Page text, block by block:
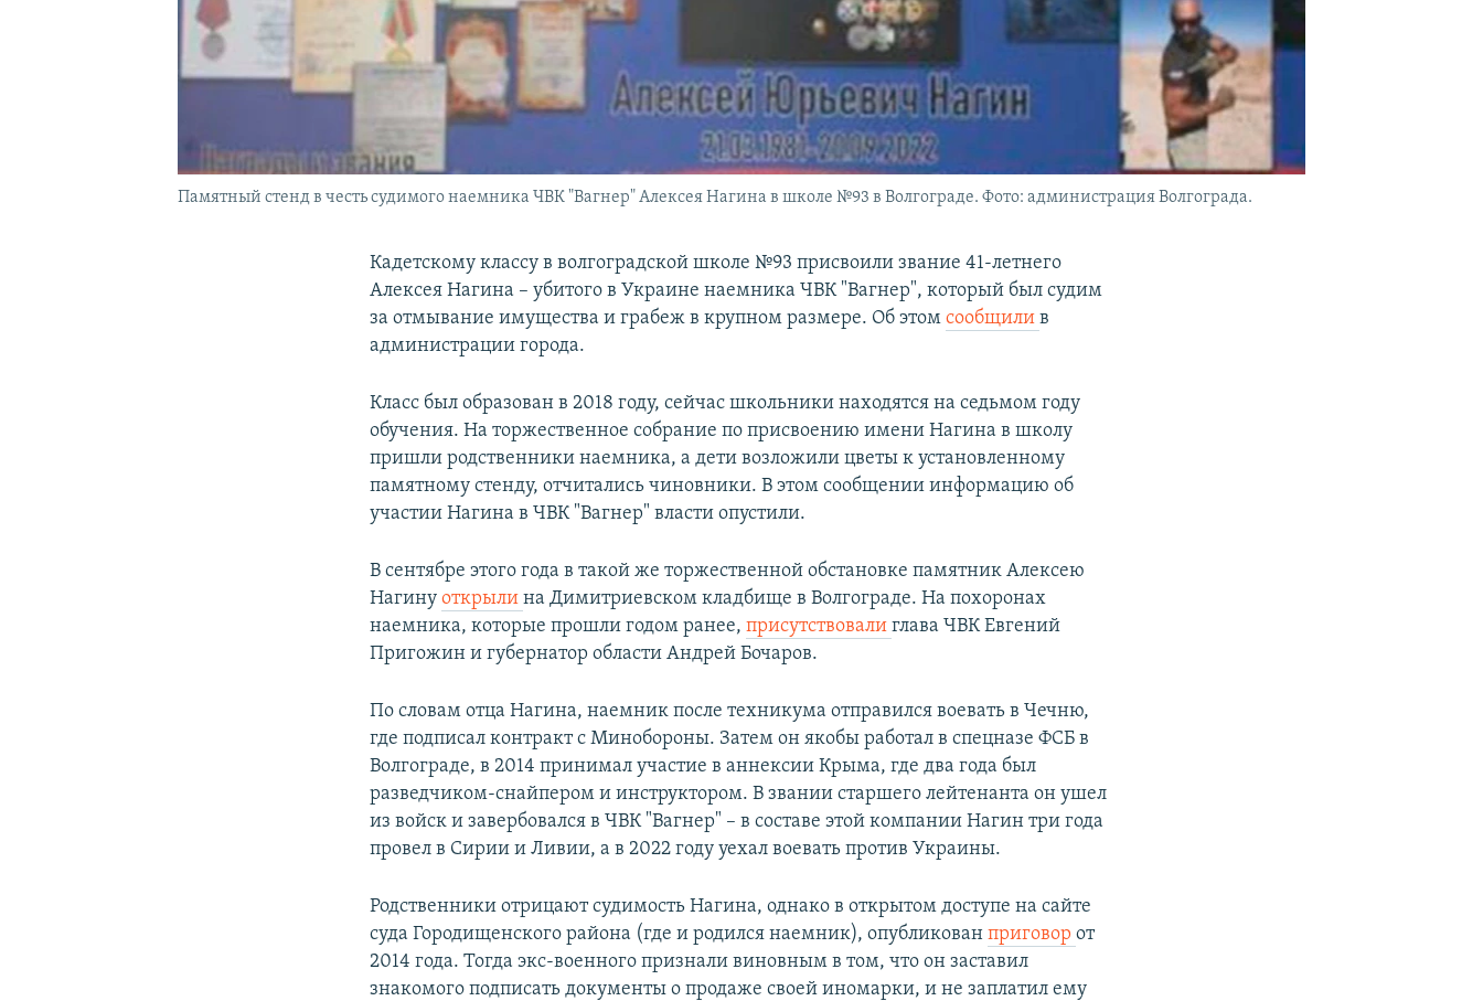
Памятный стенд в честь судимого наемника ЧВК "Вагнер" Алексея Нагина в школе №93 в Волгограде. Фото: администрация Волгограда.
Кадетскому классу в волгоградской школе №93 присвоили звание 41-летнего
Алексея Нагина – убитого в Украине наемника ЧВК "Вагнер", который был судим
за отмывание имущества и грабеж в крупном размере. Об этомсообщилив
администрации города.
Класс был образован в 2018 году, сейчас школьники находятся на седьмом году
обучения. На торжественное собрание по присвоению имени Нагина в школу
пришли родственники наемника, а дети возложили цветы к установленному
памятному стенду, отчитались чиновники. В этом сообщении информацию об
участии Нагина в ЧВК "Вагнер" власти опустили.
В сентябре этого года в такой же торжественной обстановке памятник Алексею
Нагинуоткрылина Димитриевском кладбище в Волгограде. На похоронах
наемника, которые прошли годом ранее,присутствовалиглава ЧВК Евгений
Пригожин и губернатор области Андрей Бочаров.
По словам отца Нагина, наемник после техникума отправился воевать в Чечню,
где подписал контракт с Минобороны. Затем он якобы работал в спецназе ФСБ в
Волгограде, в 2014 принимал участие в аннексии Крыма, где два года был
разведчиком-снайпером и инструктором. В звании старшего лейтенанта он ушел
из войск и завербовался в ЧВК "Вагнер" – в составе этой компании Нагин три года
провел в Сирии и Ливии, а в 2022 году уехал воевать против Украины.
Родственники отрицают судимость Нагина, однако в открытом доступе на сайте
суда Городищенского района (где и родился наемник), опубликованприговорот
2014 года. Тогда экс-военного признали виновным в том, что он заставил
знакомого подписать документы о продаже своей иномарки, и не заплатил ему